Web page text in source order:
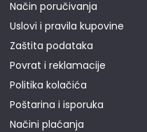
Način poručivanja
Uslovi i pravila kupovine
Zaštita podataka
Povrat i reklamacije
Politika kolačića
Poštarina i isporuka
Načini plaćanja